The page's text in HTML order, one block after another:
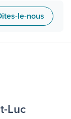
le-nous
Luc